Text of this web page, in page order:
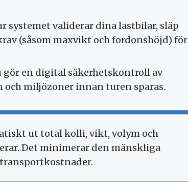
systemet validerar dina lastbilar, släp
(såsom maxvikt och fordonshöjd) för
gör en digital säkerhetskontroll av
miljözoner innan turen sparas.
ut total kolli, vikt, volym och
Det minimerar den mänskliga